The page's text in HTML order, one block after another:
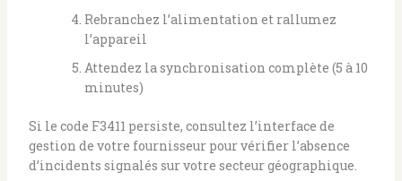
Rebranchez l’alimentation et rallumez
l’appareil
Attendez la synchronisation complète (5 à 10
minutes)
Si le code F3411 persiste, consultez l’interface de
gestion de votre fournisseur pour vérifier l’absence
d’incidents signalés sur votre secteur géographique.